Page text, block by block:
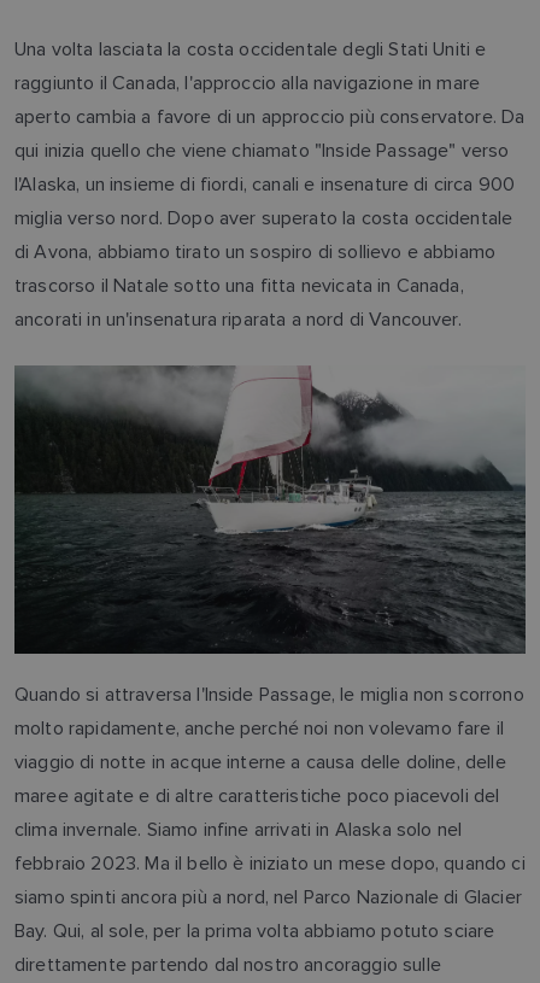
Una volta lasciata la costa occidentale degli Stati Uniti e
raggiunto il Canada, l'approccio alla navigazione in mare
aperto cambia a favore di un approccio più conservatore. Da
qui inizia quello che viene chiamato "Inside Passage" verso
l'Alaska, un insieme di fiordi, canali e insenature di circa 900
miglia verso nord. Dopo aver superato la costa occidentale
di Avona, abbiamo tirato un sospiro di sollievo e abbiamo
trascorso il Natale sotto una fitta nevicata in Canada,
ancorati in un'insenatura riparata a nord di Vancouver.
Quando si attraversa l'Inside Passage, le miglia non scorrono
molto rapidamente, anche perché noi non volevamo fare il
viaggio di notte in acque interne a causa delle doline, delle
maree agitate e di altre caratteristiche poco piacevoli del
clima invernale. Siamo infine arrivati in Alaska solo nel
febbraio 2023. Ma il bello è iniziato un mese dopo, quando ci
siamo spinti ancora più a nord, nel Parco Nazionale di Glacier
Bay. Qui, al sole, per la prima volta abbiamo potuto sciare
direttamente partendo dal nostro ancoraggio sulle